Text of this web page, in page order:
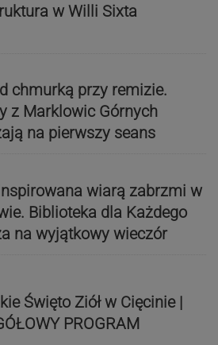
w Willi Sixta
chmurką przy remizie.
z Marklowic Górnych
na pierwszy seans
wiarą zabrzmi w
Biblioteka dla Każdego
na wyjątkowy wieczór
Święto Ziół w Cięcinie |
PROGRAM